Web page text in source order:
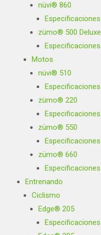
nüvi® 860
Especificaciones
zümo® 500 Deluxe
Especificaciones
Motos
nüvi® 510
Especificaciones
zümo® 220
Especificaciones
zümo® 550
Especificaciones
zümo® 660
Especificaciones
Entrenando
Ciclismo
Edge® 205
Especificaciones